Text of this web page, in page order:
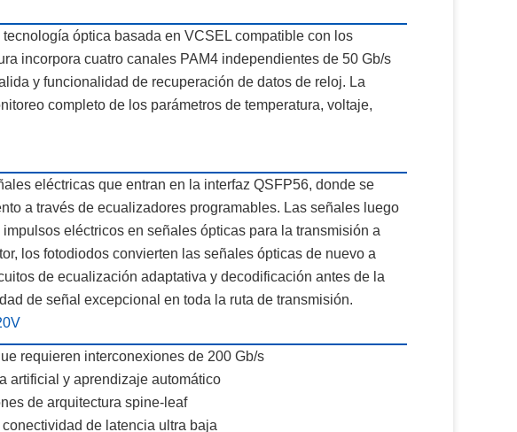
óptica basada en VCSEL compatible con los
incorpora cuatro canales PAM4 independientes de 50 Gb/s
y funcionalidad de recuperación de datos de reloj. La
completo de los parámetros de temperatura, voltaje,
eléctricas que entran en la interfaz QSFP56, donde se
a través de ecualizadores programables. Las señales luego
eléctricos en señales ópticas para la transmisión a
los fotodiodos convierten las señales ópticas de nuevo a
de ecualización adaptativa y decodificación antes de la
de señal excepcional en toda la ruta de transmisión.
requieren interconexiones de 200 Gb/s
artificial y aprendizaje automático
de arquitectura spine-leaf
de latencia ultra baja